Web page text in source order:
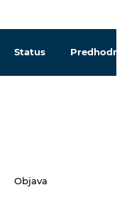
Status
Objava